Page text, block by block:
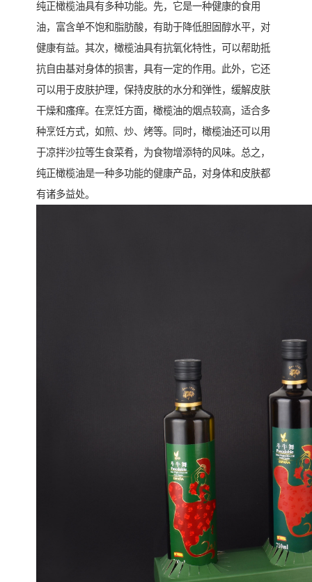
纯正橄榄油具有多种功能。先，它是一种健康的食用
油，富含单不饱和脂肪酸，有助于降低胆固醇水平，对
健康有益。其次，橄榄油具有抗氧化特性，可以帮助抵
抗自由基对身体的损害，具有一定的作用。此外，它还
可以用于皮肤护理，保持皮肤的水分和弹性，缓解皮肤
干燥和瘙痒。在烹饪方面，橄榄油的烟点较高，适合多
种烹饪方式，如煎、炒、烤等。同时，橄榄油还可以用
于凉拌沙拉等生食菜肴，为食物增添特的风味。总之，
纯正橄榄油是一种多功能的健康产品，对身体和皮肤都
有诸多益处。